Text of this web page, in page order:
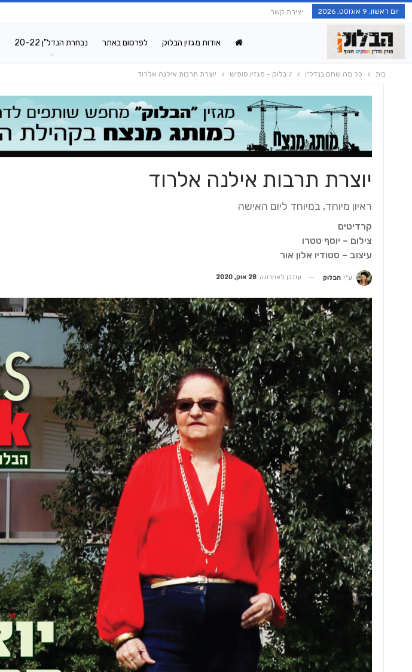
יום ראשון, 9 אוגוסט, 2026 יצירת קשר
אודות מגזין הבלוק לפרסום באתר נבחרת הנדל"ן 20-22
בית כל מה שחם בנדל"ן 7 בלוק - מגזין סופ"ש יוצרת תרבות אילנה אלרוד
יוצרת תרבות אילנה אלרוד
ראיון מיוחד, במיוחד ליום האישה
קרדיטים
צילום – יוסף טטרו
עיצוב – סטודיו אלון אור
ע"י הבלוק עודכן לאחרונה 28 אוק, 2020